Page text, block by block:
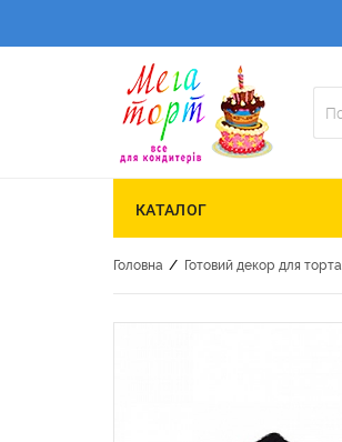
КАТАЛОГ
Головна / Готовий декор для торта